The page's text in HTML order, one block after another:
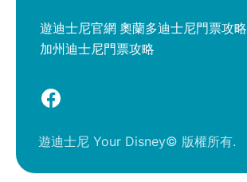
遊迪士尼官網 奧蘭多迪士尼門票攻略
加州迪士尼門票攻略
遊迪士尼 Your Disney© 版權所有.